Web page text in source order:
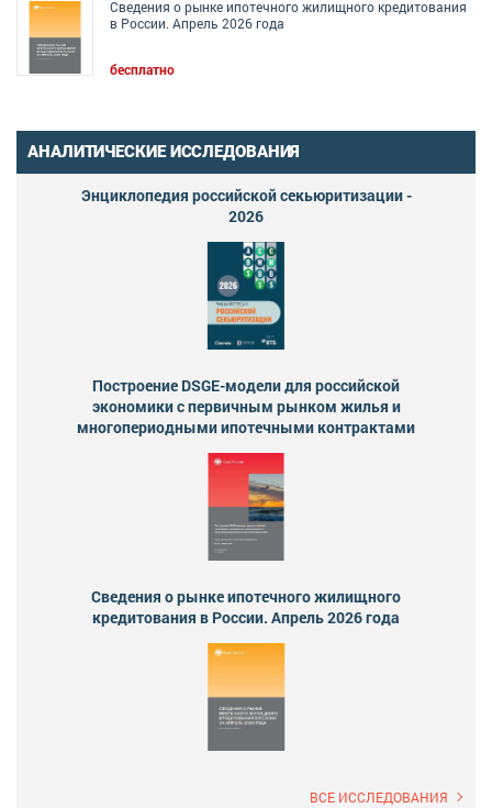
Сведения о рынке ипотечного жилищного кредитования
в России. Апрель 2026 года
бесплатно
АНАЛИТИЧЕСКИЕ ИССЛЕДОВАНИЯ
Энциклопедия российской секьюритизации -
2026
Построение DSGE-модели для российской
экономики с первичным рынком жилья и
многопериодными ипотечными контрактами
Сведения о рынке ипотечного жилищного
кредитования в России. Апрель 2026 года
ВСЕ ИССЛЕДОВАНИЯ